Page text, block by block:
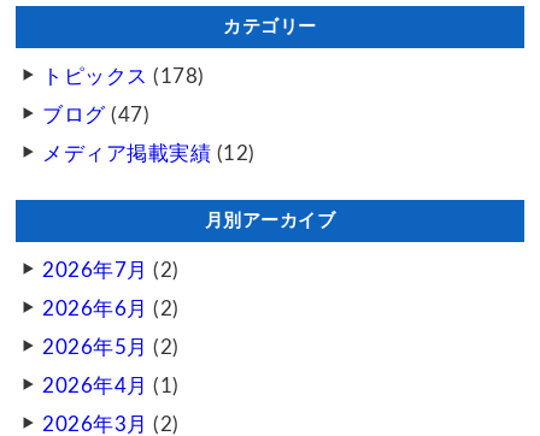
カテゴリー
トピックス (178)
ブログ(47)
メディア掲載実績 (12)
月別アーカイブ
2026年7月 (2)
2026年6月 (2)
2026年5月 (2)
2026年4月 (1)
2026年3月 (2)